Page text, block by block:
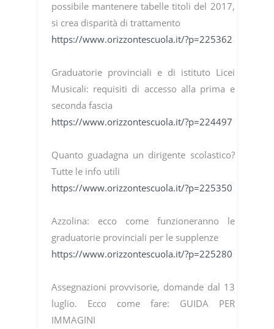
possibile mantenere tabelle titoli del 2017,
si crea disparità di trattamento
https://www.orizzontescuola.it/?p=225362
Graduatorie provinciali e di istituto Licei
Musicali: requisiti di accesso alla prima e
seconda fascia
https://www.orizzontescuola.it/?p=224497
Quanto guadagna un dirigente scolastico?
Tutte le info utili
https://www.orizzontescuola.it/?p=225350
Azzolina: ecco come funzioneranno le
graduatorie provinciali per le supplenze
https://www.orizzontescuola.it/?p=225280
Assegnazioni provvisorie, domande dal 13
luglio. Ecco come fare: GUIDA PER
IMMAGINI